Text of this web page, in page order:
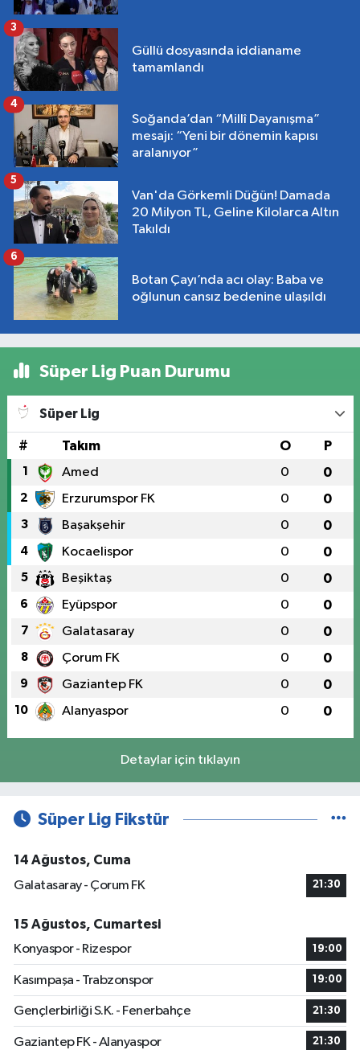
Güllü dosyasında iddianame
tamamlandı
3
Soğanda’dan “Millî Dayanışma”
mesajı: “Yeni bir dönemin kapısı
aralanıyor”
4
Van'da Görkemli Düğün! Damada
20 Milyon TL, Geline Kilolarca Altın
Takıldı
5
Botan Çayı’nda acı olay: Baba ve
oğlunun cansız bedenine ulaşıldı
6
Süper Lig Puan Durumu
Süper Lig
# Takım O P
1 Amed 0 0
2 Erzurumspor FK 0 0
3 Başakşehir 0 0
4 Kocaelispor 0 0
5 Beşiktaş 0 0
6 Eyüpspor 0 0
7 Galatasaray 0 0
8 Çorum FK 0 0
9 Gaziantep FK 0 0
10 Alanyaspor 0 0
Detaylar için tıklayın
Süper Lig Fikstür
14 Ağustos, Cuma
Galatasaray - Çorum FK
21:30
15 Ağustos, Cumartesi
Konyaspor - Rizespor
19:00
Kasımpaşa - Trabzonspor 19:00
Gençlerbirliği S.K. - Fenerbahçe 21:30
Gaziantep FK - Alanyaspor 21:30